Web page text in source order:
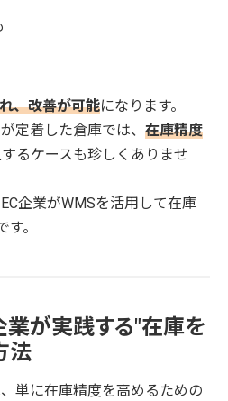
、改善が可能になります。
定着した倉庫では、 在庫精度
るケースも珍しくありませ
企業がWMSを活用して在庫
。
業が実践する"在庫を
法
単に在庫精度を高めるための